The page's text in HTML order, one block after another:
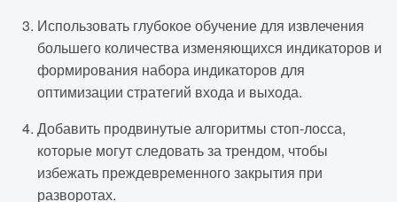
Использовать глубокое обучение для извлечения
большего количества изменяющихся индикаторов и
формирования набора индикаторов для
оптимизации стратегий входа и выхода.
Добавить продвинутые алгоритмы стоп-лосса,
которые могут следовать за трендом, чтобы
избежать преждевременного закрытия при
разворотах.